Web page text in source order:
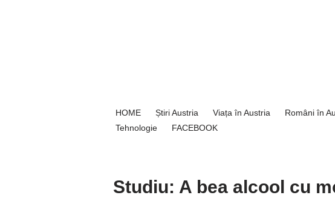
HOME Știri Austria Viața în Austria Români în
Tehnologie
FACEBOOK
Studiu: A bea alcool cu